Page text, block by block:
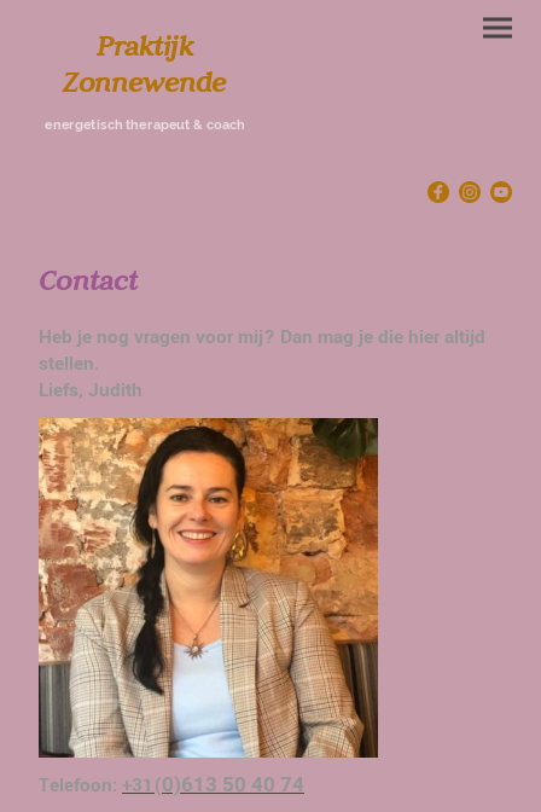
Praktijk
Zonnewende
energetisch therapeut & coach
Contact
Heb je nog vragen voor mij? Dan mag je die hier altijd
stellen.
Liefs, Judith
Telefoon: +31(0)613 50 40 74